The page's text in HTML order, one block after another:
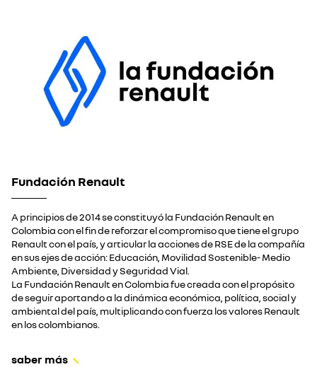
Fundación Renault
A principios de 2014 se constituyó la Fundación Renault en
Colombia con el fin de reforzar el compromiso que tiene el grupo
Renault con el país, y articular la acciones de RSE de la compañía
en sus ejes de acción: Educación, Movilidad Sostenible- Medio
Ambiente, Diversidad y Seguridad Vial.
La Fundación Renault en Colombia fue creada con el propósito
de seguir aportando a la dinámica económica, política, social y
ambiental del país, multiplicando con fuerza los valores Renault
en los colombianos.
saber más